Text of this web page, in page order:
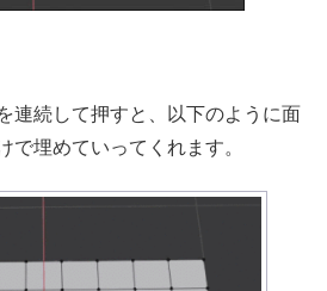
連続して押すと、以下のように面
で埋めていってくれます。